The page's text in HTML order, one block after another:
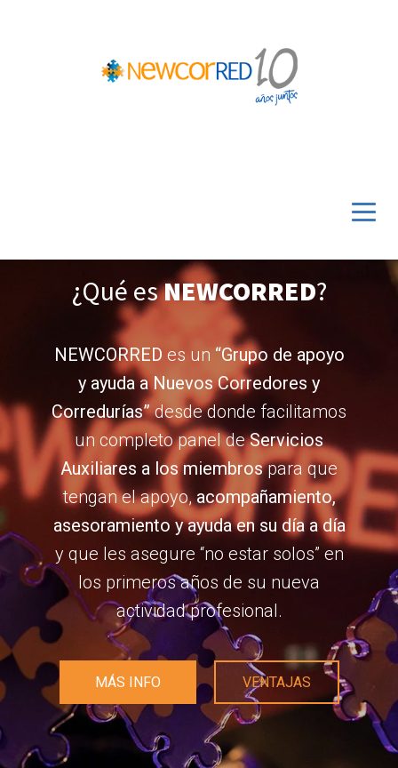
¿Qué esNEWCORRED?
NEWCORRED es un “Grupo de apoyo
y ayuda a Nuevos Corredores y
Corredurías”desde donde facilitamos
un completo panel deServicios
Auxiliares a los miembrospara que
tengan el apoyo,acompañamiento,
asesoramiento y ayuda en su día a día
y que les asegure “no estar solos” en
los primeros años de su nueva
actividad profesional.
MÁS INFO VENTAJAS